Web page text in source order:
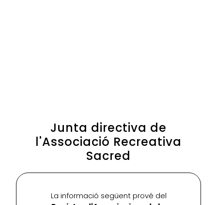
Junta directiva de
l'Associació Recreativa
Sacred
La informació següent prové del